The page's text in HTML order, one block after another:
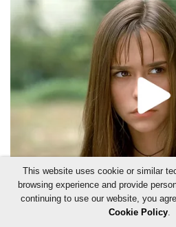
This website uses cookie or similar
browsing experience and provide
continuing to use our website, you
Cookie Policy.